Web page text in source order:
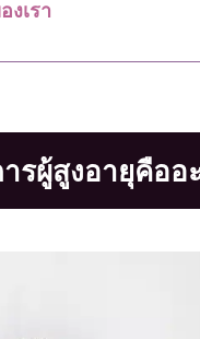
เรา
รผู้สูงอายุคืออ